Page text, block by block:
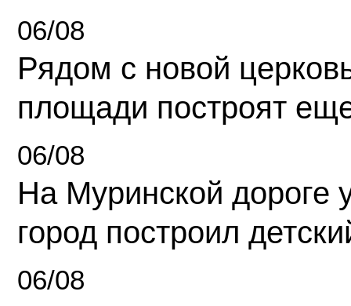
06/08
Рядом с новой
площади построят
06/08
На Муринской дороге
город построил
06/08